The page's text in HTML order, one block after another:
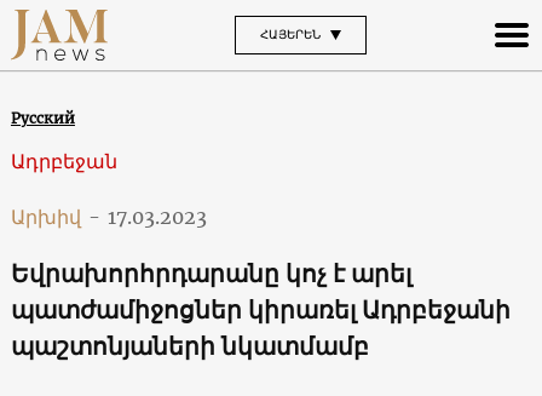
ՀԱՅԵՐԵՆ
Русский
Ադրբեջան
Արխիվ - 17.03.2023
Եվրախորհրդարանը կոչ է արել
պատժամիջոցներ կիրառել Ադրբեջանի
պաշտոնյաների նկատմամբ